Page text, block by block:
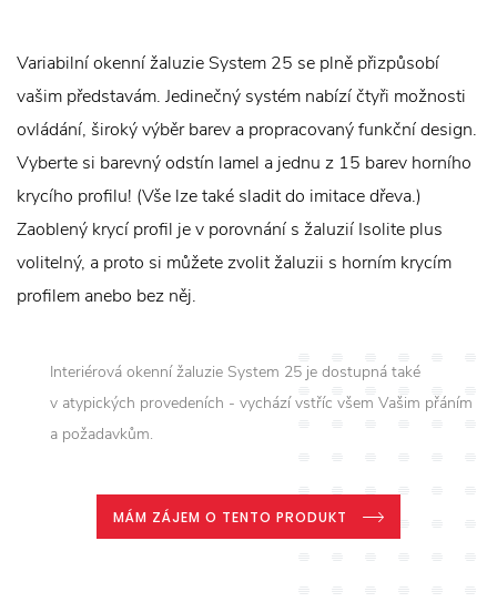
Variabilní okenní žaluzie System 25 se plně přizpůsobí
vašim představám. Jedinečný systém nabízí čtyři možnosti
ovládání, široký výběr barev a propracovaný funkční design.
Vyberte si barevný odstín lamel a jednu z 15 barev horního
krycího profilu! (Vše lze také sladit do imitace dřeva.)
Zaoblený krycí profil je v porovnání s žaluzií Isolite plus
volitelný, a proto si můžete zvolit žaluzii s horním krycím
profilem anebo bez něj.
Interiérová okenní žaluzie System 25 je dostupná také
v atypických provedeních - vychází vstříc všem Vašim přáním
a požadavkům.
MÁM ZÁJEM O TENTO PRODUKT